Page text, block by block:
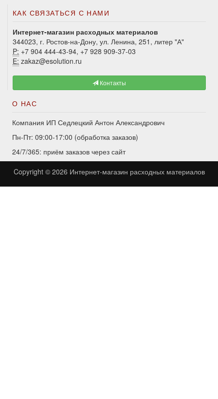
КАК СВЯЗАТЬСЯ С НАМИ
Интернет-магазин расходных материалов
344023, г. Ростов-на-Дону, ул. Ленина, 251, литер "А"
P: +7 904 444-43-94, +7 928 909-37-03
E: zakaz@esolution.ru
Контакты
О НАС
Компания ИП Седлецкий Антон Александрович
Пн-Пт: 09:00-17:00 (обработка заказов)
24/7/365: приём заказов через сайт
Copyright © 2026 Интернет-магазин расходных материалов